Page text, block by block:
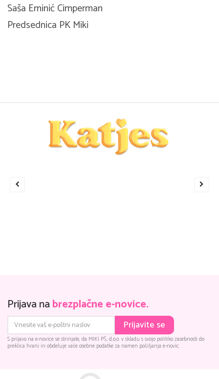
Saša Eminić Cimperman
Predsednica PK Miki
Prijava nabrezplačne e-novice.
Prijavite se
S prijavo na e-novice se strinjate, da MIKI PŠ, d.o.o. v skladu s svojo politiko zasebnosti do
preklica hrani in obdeluje vaše osebne podatke za namen pošiljanja e-novic.